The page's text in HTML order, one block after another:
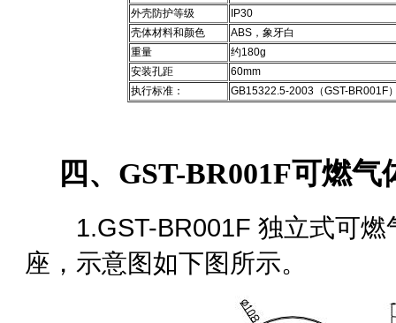
外壳防护等级
IP30
壳体材料和颜色
ABS，象牙白
重量
约180g
安装孔距
60mm
执行标准：
GB15322.5-2003（GST-BR001F
四、 GST-BR001F可燃气
1.GST-BR001F 独立式可燃
座，示意图如下图所示。